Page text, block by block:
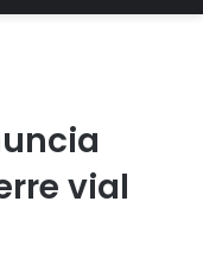
vial